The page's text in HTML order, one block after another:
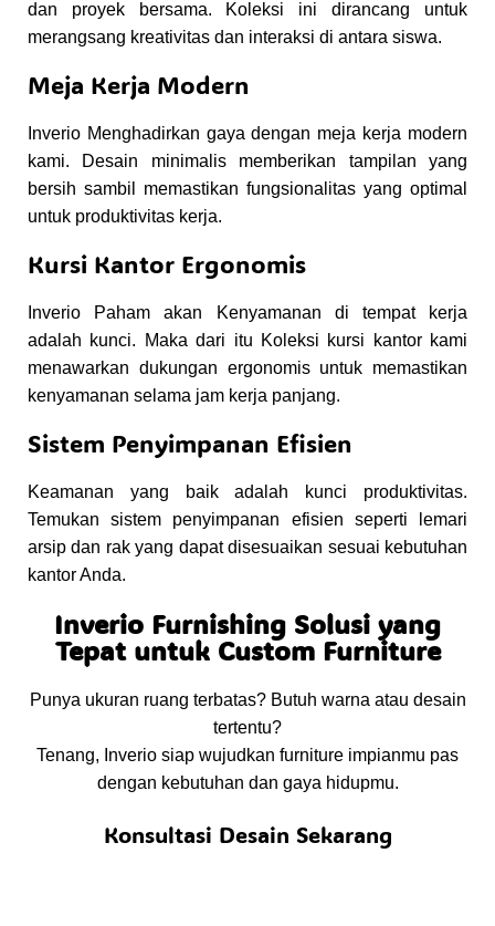
dan proyek bersama. Koleksi ini dirancang untuk
merangsang kreativitas dan interaksi di antara siswa.
Meja Kerja Modern
Inverio Menghadirkan gaya dengan meja kerja modern
kami. Desain minimalis memberikan tampilan yang
bersih sambil memastikan fungsionalitas yang optimal
untuk produktivitas kerja.
Kursi Kantor Ergonomis
Inverio Paham akan Kenyamanan di tempat kerja
adalah kunci. Maka dari itu Koleksi kursi kantor kami
menawarkan dukungan ergonomis untuk memastikan
kenyamanan selama jam kerja panjang.
Sistem Penyimpanan Efisien
Keamanan yang baik adalah kunci produktivitas.
Temukan sistem penyimpanan efisien seperti lemari
arsip dan rak yang dapat disesuaikan sesuai kebutuhan
kantor Anda.
Inverio Furnishing Solusi yang
Tepat untuk Custom Furniture
Punya ukuran ruang terbatas? Butuh warna atau desain
tertentu?
Tenang, Inverio siap wujudkan furniture impianmu pas
dengan kebutuhan dan gaya hidupmu.
Konsultasi Desain Sekarang